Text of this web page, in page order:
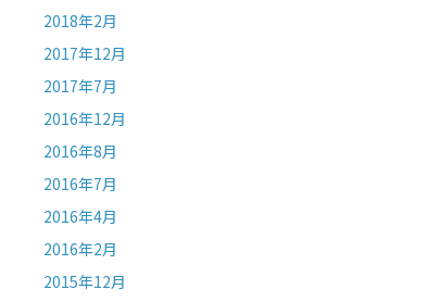
2018年2月
2017年12月
2017年7月
2016年12月
2016年8月
2016年7月
2016年4月
2016年2月
2015年12月